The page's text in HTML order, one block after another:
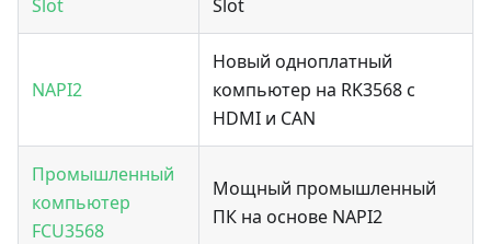
Slot
Slot
NAPI2
Новый одноплатный
компьютер на RK3568 с
HDMI и CAN
Промышленный
компьютер
FCU3568
Мощный промышленный
ПК на основе NAPI2